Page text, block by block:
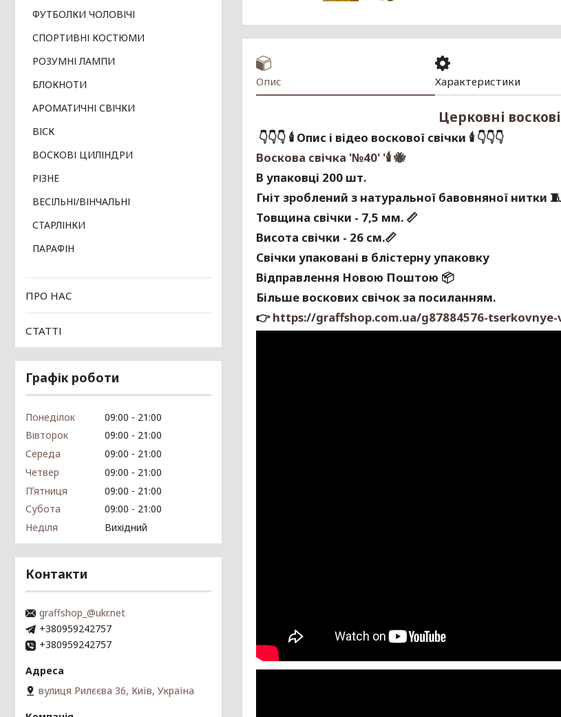
Опис Характеристики
Церковні
👇👇👇 🕯Опис і відео воскової свічки 🕯 👇👇👇
Воскова свічка '№40' '🕯🐝
В упаковці 200 шт.
Гніт зроблений з натуральної бавовняної нитки 🧵
Товщина свічки - 7,5 мм. 📏
Висота свічки - 26 см.📏
Свічки упаковані в блістерну упаковку
Відправлення Новою Поштою 📦
Більше воскових свічок за посиланням.
👉 https://graffshop.com.ua/g87884576-tserkovnye-
ФУТБОЛКИ ЧОЛОВІЧІ
СПОРТИВНІ КОСТЮМИ
РОЗУМНІ ЛАМПИ
БЛОКНОТИ
АРОМАТИЧНІ СВІЧКИ
ВІСК
ВОСКОВІ ЦИЛІНДРИ
РІЗНЕ
ВЕСІЛЬНІ/ВІНЧАЛЬНІ
СТАРЛІНКИ
ПАРАФІН
ПРО НАС
СТАТТІ
Графік роботи
Понеділок 09:00
21:00
Вівторок
09:00
21:00
Середа
09:00
21:00
Четвер
09:00
21:00
Пʼятниця
09:00
21:00
Субота
09:00
21:00
Неділя
Вихідний
Контакти
graffshop_@ukr.net
+380959242757
+380959242757
вулиця Рилєєва 36, Київ, Україна